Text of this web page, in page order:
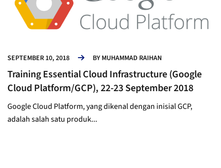
SEPTEMBER 10, 2018 BY MUHAMMAD RAIHAN
Training Essential Cloud Infrastructure (Google
Cloud Platform/GCP), 22-23 September 2018
Google Cloud Platform, yang dikenal dengan inisial GCP,
adalah salah satu produk...